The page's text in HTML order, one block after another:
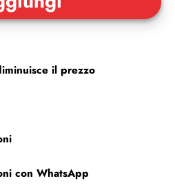
il prezzo
con WhatsApp